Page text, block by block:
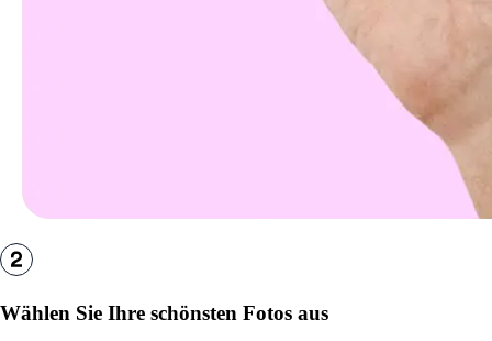
Wählen Sie Ihre schönsten Fotos aus